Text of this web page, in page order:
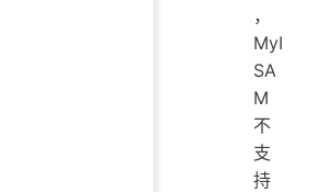
，
MyI
SA
M
不
支
持